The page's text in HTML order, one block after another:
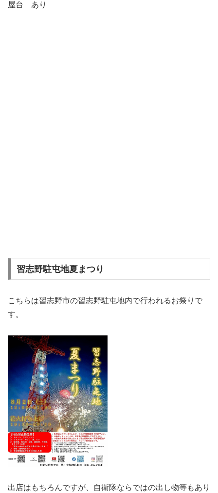
屋台 あり
習志野駐屯地夏まつり
こちらは習志野市の習志野駐屯地内で行われるお祭りで
す。
出店はもちろんですが、自衛隊ならではの出し物等もあり